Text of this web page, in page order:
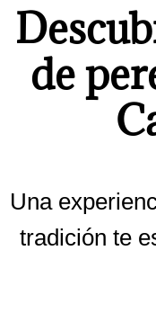
de
Una
tradición te